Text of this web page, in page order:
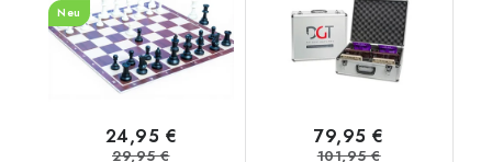
Neu
24,95 €
29,95 €
79,95 €
101,95 €